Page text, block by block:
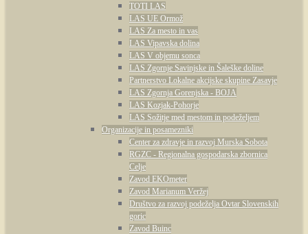
TOTI LAS
LAS UE Ormož
LAS Za mesto in vas
LAS Vipavska dolina
LAS V objemu sonca
LAS Zgornje Savinjske in Šaleške doline
Partnerstvo Lokalne akcijske skupine Zasavje
LAS Zgornja Gorenjska - BOJA
LAS Kozjak-Pohorje
LAS Sožitje med mestom in podeželjem
Organizacije in posamezniki
Center za zdravje in razvoj Murska Sobota
RGZC - Regionalna gospodarska zbornica
Celje
Zavod EKOmeter
Zavod Marianum Veržej
Društvo za razvoj podeželja Ovtar Slovenskih
goric
Zavod Buinc